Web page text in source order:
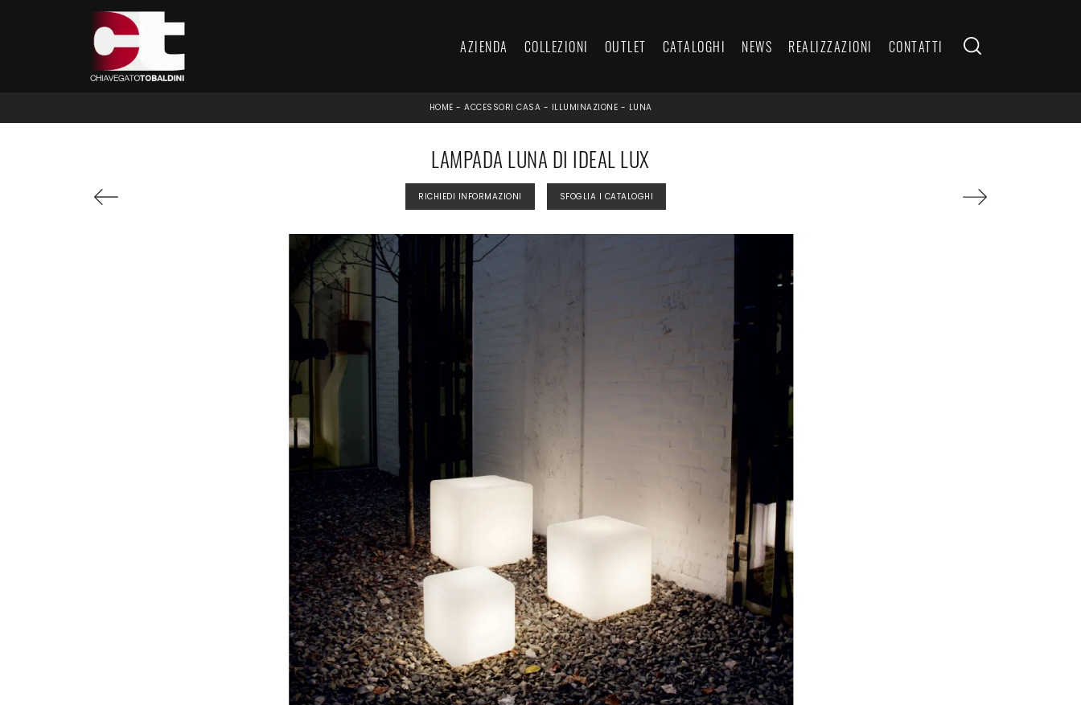
AZIENDA COLLEZIONI OUTLET CATALOGHI NEWS REALIZZAZIONI CONTATTI
HOME - ACCESSORI CASA - ILLUMINAZIONE - LUNA
LAMPADA LUNA DI IDEAL LUX
RICHIEDI INFORMAZIONI SFOGLIA I CATALOGHI